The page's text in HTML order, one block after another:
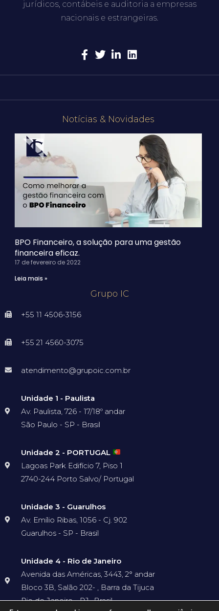
jurídicos, contábeis e auditoria a empresas
nacionais e estrangeiras.
Grupo IC
+55 11 4506-3156
+55 21 4560-3075
atendimento@grupoic.com.br
Unidade 1 - Paulista
Av. Paulista, 726 - 17/18º andar
São Paulo - SP - Brasil
Unidade 2 - PORTUGAL
Lagoas Park Edifício 7, Piso 1
2740-244 Porto Salvo/ Portugal
Unidade 3 - Guarulhos
Av. Emílio Ribas, 1056 - Cj. 902
Guarulhos - SP - Brasil
Unidade 4 - Rio de Janeiro
Avenida das Américas, 3443, 2° andar
Bloco 3B, Salão 202- , Barra da Tijuca
Rio de Janeiro - RJ- Brasil
Notícias & Novidades
BPO Financeiro, a solução para uma gestão
financeira eficaz.
17 de fevereiro de 2022
Leia mais »